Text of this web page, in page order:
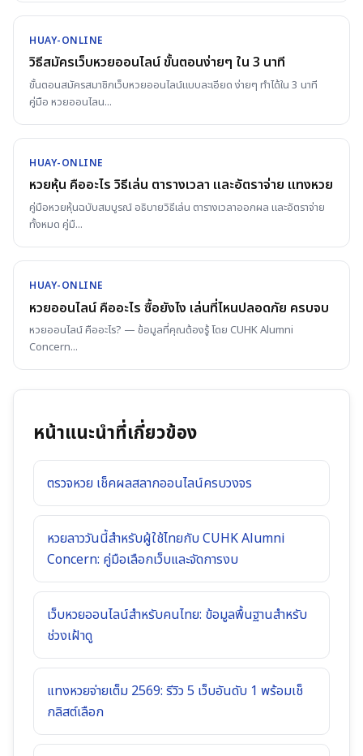
HUAY-ONLINE
วิธีสมัครเว็บหวยออนไลน์ ขั้นตอนง่ายๆ ใน 3 นาที
ขั้นตอนสมัครสมาชิกเว็บหวยออนไลน์แบบละเอียด ง่ายๆ ทำได้ใน 3 นาที
คู่มือ หวยออนไลน...
HUAY-ONLINE
หวยหุ้น คืออะไร วิธีเล่น ตารางเวลา และอัตราจ่าย แทงหวย
คู่มือหวยหุ้นฉบับสมบูรณ์ อธิบายวิธีเล่น ตารางเวลาออกผล และอัตราจ่าย
ทั้งหมด คู่มื...
HUAY-ONLINE
หวยออนไลน์ คืออะไร ซื้อยังไง เล่นที่ไหนปลอดภัย ครบจบ
หวยออนไลน์ คืออะไร? — ข้อมูลที่คุณต้องรู้ โดย CUHK Alumni
Concern...
หน้าแนะนำที่เกี่ยวข้อง
ตรวจหวย เช็คผลสลากออนไลน์ครบวงจร
หวยลาววันนี้สำหรับผู้ใช้ไทยกับ CUHK Alumni
Concern: คู่มือเลือกเว็บและจัดการงบ
เว็บหวยออนไลน์สำหรับคนไทย: ข้อมูลพื้นฐานสำหรับ
ช่วงเฝ้าดู
แทงหวยจ่ายเต็ม 2569: รีวิว 5 เว็บอันดับ 1 พร้อมเช็
กลิสต์เลือก